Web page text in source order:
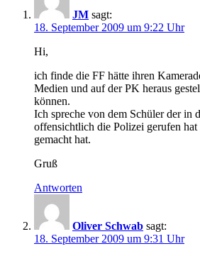
JM sagt:
18. September 2009 um 9:22 Uhr
Hi,
ich finde die FF hätte ihren
Medien und auf der PK heraus
können.
Ich spreche von dem Schüler der in
offensichtlich die Polizei gerufen
gemacht hat.
Gruß
Antworten
Oliver Schwab sagt:
18. September 2009 um 9:31 Uhr